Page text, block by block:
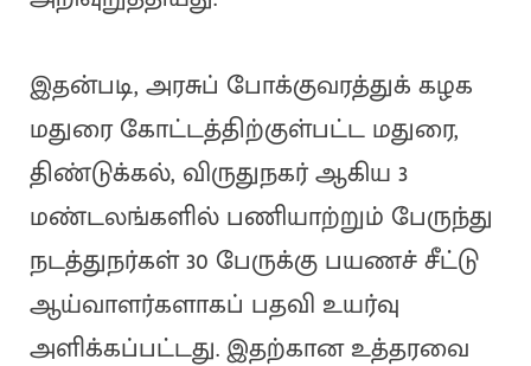
இதன்படி, அரசுப் போக்குவரத்துக் கழக
மதுரை கோட்டத்திற்குள்பட்ட மதுரை,
திண்டுக்கல், விருதுநகர் ஆகிய 3
மண்டலங்களில் பணியாற்றும் பேருந்து
நடத்துநர்கள் 30 பேருக்கு பயணச் சீட்டு
ஆய்வாளர்களாகப் பதவி உயர்வு
அளிக்கப்பட்டது. இதற்கான உத்தரவை